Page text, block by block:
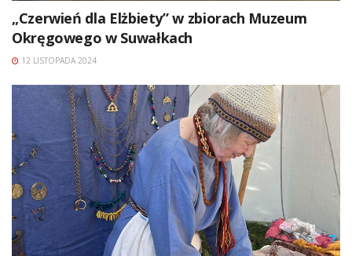
„Czerwień dla Elżbiety” w zbiorach Muzeum
Okręgowego w Suwałkach
12 LISTOPADA 2024